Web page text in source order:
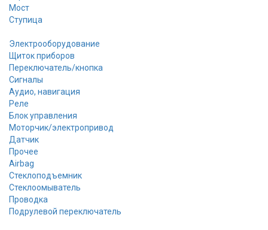
Мост
Ступица
Электрооборудование
Щиток приборов
Переключатель/кнопка
Сигналы
Аудио, навигация
Реле
Блок управления
Моторчик/электропривод
Датчик
Прочее
Airbag
Стеклоподъемник
Стеклоомыватель
Проводка
Подрулевой переключатель